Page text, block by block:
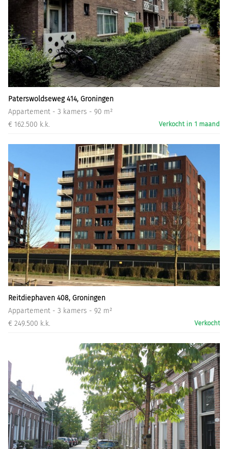
Paterswoldseweg 414, Groningen
Appartement - 3 kamers - 90 m²
€ 162.500 k.k.
Verkocht in 1 maand
Reitdiephaven 408, Groningen
Appartement - 3 kamers - 92 m²
€ 249.500 k.k.
Verkocht